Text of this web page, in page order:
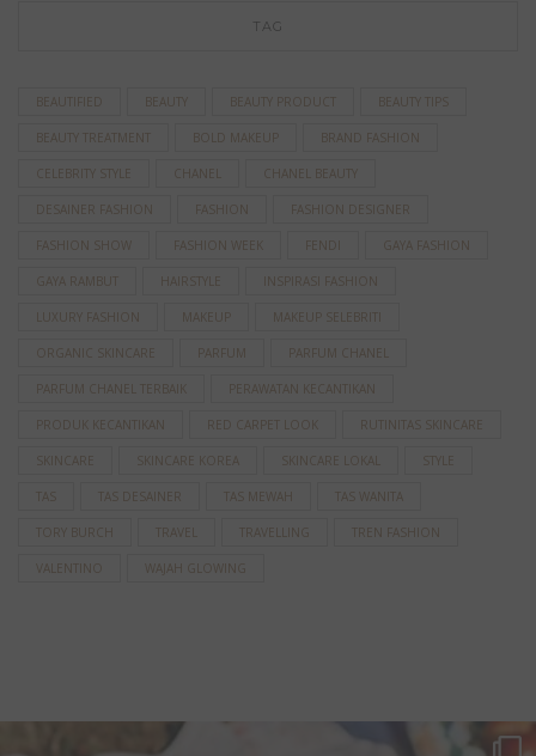
TAG
BEAUTIFIED BEAUTY BEAUTY PRODUCT BEAUTY TIPS
BEAUTY TREATMENT BOLD MAKEUP BRAND FASHION
CELEBRITY STYLE CHANEL CHANEL BEAUTY
DESAINER FASHION FASHION FASHION DESIGNER
FASHION SHOW FASHION WEEK FENDI GAYA FASHION
GAYA RAMBUT HAIRSTYLE INSPIRASI FASHION
LUXURY FASHION MAKEUP MAKEUP SELEBRITI
ORGANIC SKINCARE PARFUM PARFUM CHANEL
PARFUM CHANEL TERBAIK PERAWATAN KECANTIKAN
PRODUK KECANTIKAN RED CARPET LOOK RUTINITAS SKINCARE
SKINCARE SKINCARE KOREA SKINCARE LOKAL STYLE
TAS TAS DESAINER TAS MEWAH TAS WANITA
TORY BURCH TRAVEL TRAVELLING TREN FASHION
VALENTINO WAJAH GLOWING